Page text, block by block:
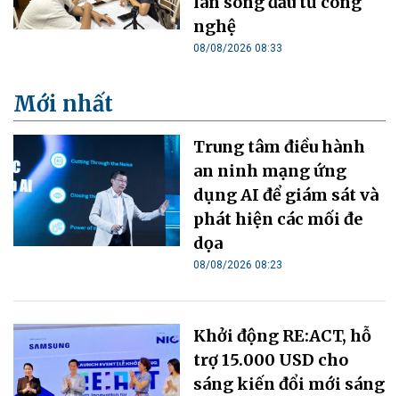
nghệ
08/08/2026 08:33
Mới nhất
Trung tâm điều hành
an ninh mạng ứng
dụng AI để giám sát và
phát hiện các mối đe
dọa
08/08/2026 08:23
Khởi động RE:ACT, hỗ
trợ 15.000 USD cho
sáng kiến đổi mới sáng